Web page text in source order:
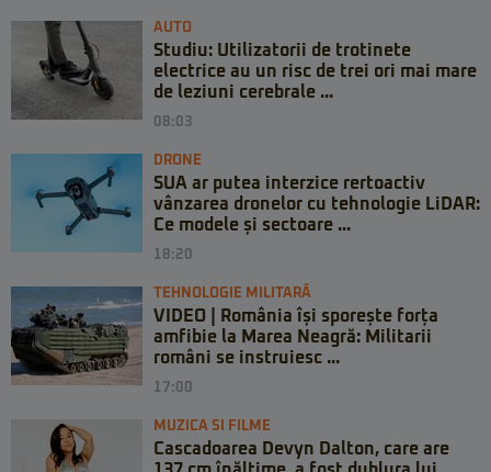
AUTO
Studiu: Utilizatorii de trotinete
electrice au un risc de trei ori mai mare
de leziuni cerebrale ...
08:03
DRONE
SUA ar putea interzice rertoactiv
vânzarea dronelor cu tehnologie LiDAR:
Ce modele și sectoare ...
18:20
TEHNOLOGIE MILITARĂ
VIDEO | România își sporește forța
amfibie la Marea Neagră: Militarii
români se instruiesc ...
17:00
MUZICA SI FILME
Cascadoarea Devyn Dalton, care are